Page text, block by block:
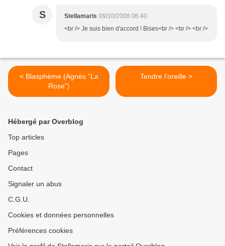
S Stellamaris 09/10/2008 06:40
<br /> Je suis bien d'accord ! Bises<br /> <br /> <br />
< Blasphème (Agnès "La
Rose")
Tendre l'oreille >
Hébergé par Overblog
Top articles
Pages
Contact
Signaler un abus
C.G.U.
Cookies et données personnelles
Préférences cookies